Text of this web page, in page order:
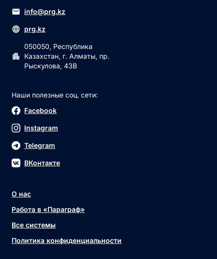
info@prg.kz
prg.kz
050050, Республика
Казахстан, г. Алматы, пр.
Рыскулова, 43В
Наши полезные соц. сети:
Facebook
Instagram
Telegram
ВКонтакте
О нас
Работа в «Параграф»
Все системы
Политика конфиденциальности